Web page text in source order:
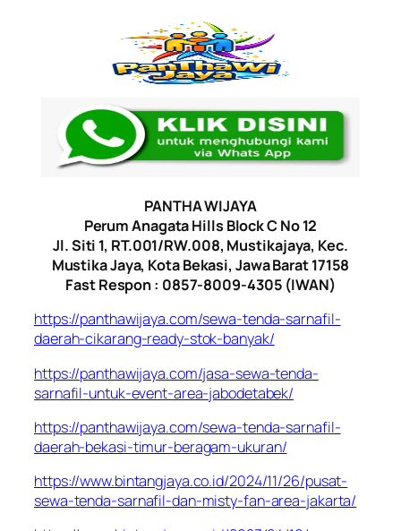
PANTHA WIJAYA
Perum Anagata Hills Block C No 12
Jl. Siti 1, RT.001/RW.008, Mustikajaya, Kec.
Mustika Jaya, Kota Bekasi, Jawa Barat 17158
Fast Respon : 0857-8009-4305 (IWAN)
https://panthawijaya.com/sewa-tenda-sarnafil-
daerah-cikarang-ready-stok-banyak/
https://panthawijaya.com/jasa-sewa-tenda-
sarnafil-untuk-event-area-jabodetabek/
https://panthawijaya.com/sewa-tenda-sarnafil-
daerah-bekasi-timur-beragam-ukuran/
https://www.bintangjaya.co.id/2024/11/26/pusat-
sewa-tenda-sarnafil-dan-misty-fan-area-jakarta/